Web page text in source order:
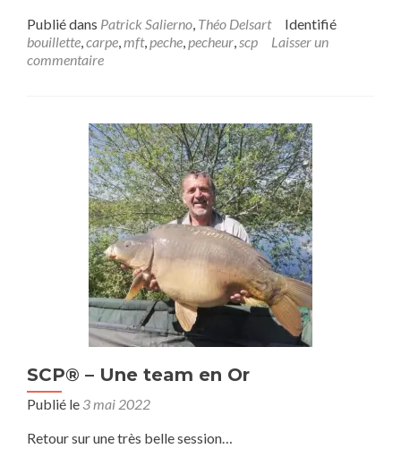
Publié dans Patrick Salierno, Théo Delsart
Identifié
bouillette,carpe,mft,peche,pecheur,scp
Laisser un
commentaire
SCP® – Une team en Or
Publié le 3 mai 2022
Retour sur une très belle session…